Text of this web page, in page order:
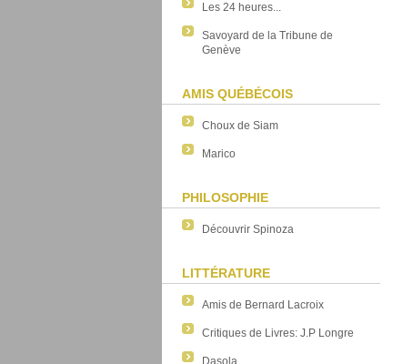
Les 24 heures...
Savoyard de la Tribune de
Genève
AMIS QUÉBÉCOIS
Choux de Siam
Marico
PHILOSOPHIE
Découvrir Spinoza
LITTÉRATURE
Amis de Bernard Lacroix
Critiques de Livres: J.P Longre
Dasola